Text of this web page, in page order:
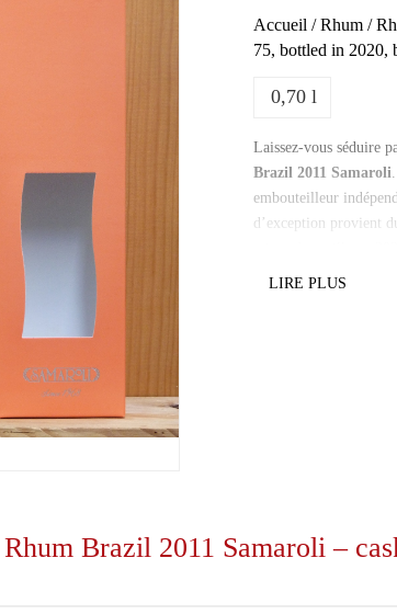
Accueil /Rhum/
75, bottled in 2020,
0,70 l
Laissez-vous séduire
Brazil 2011 Samaroli
embouteilleur
d’exception provient
production mondiale à
LIRE PLUS
Brazil 2011 Samaroli –